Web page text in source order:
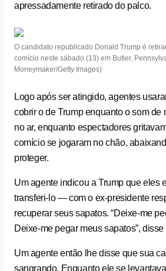
apressadamente retirado do palco.
O candidato republicado Donald Trump é
comício neste sábado (13) em Butler,
Moneymaker/Getty Images)
Logo após ser atingido, agentes
cobrir o de Trump enquanto o som de
no ar, enquanto espectadores
comício se jogaram no chão,
proteger.
Um agente indicou a Trump que eles
transferi-lo — com o ex-presidente
recuperar seus sapatos. “Deixe-me
Deixe-me pegar meus sapatos”, disse
Um agente então lhe disse que sua
sangrando. Enquanto ele se